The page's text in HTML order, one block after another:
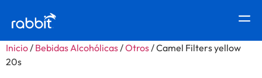
Inicio/ Bebidas Alcohólicas/Otros/ Camel Filters yellow
20s